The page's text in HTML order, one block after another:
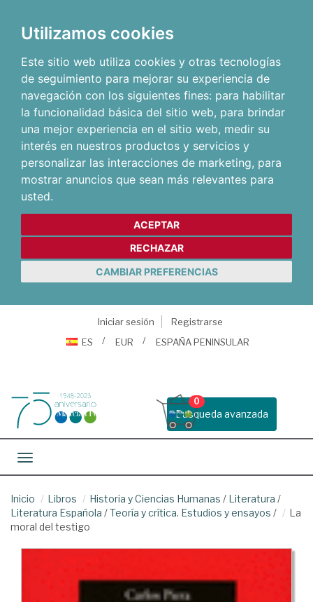
Utilizamos cookies
Este sitio web utiliza cookies y otras tecnologías
de seguimiento para mejorar su experiencia de
navegación con los siguientes fines: para habilitar
la funcionalidad básica del sitio web, para brindar
una mejor experiencia en el sitio web, medir su
interés en nuestros productos y servicios y
personalizar las interacciones de marketing, para
mostrar anuncios que sean más relevantes para
usted.
ACEPTAR
RECHAZAR
CAMBIAR PREFERENCIAS
Iniciar sesión
Registrarse
ES
EUR ESPAÑA PENINSULAR
Busqueda avanzada
0
Toggle navigation
Inicio Libros Historia y Ciencias Humanas / Literatura /
Literatura Española /Teoría y crítica. Estudios y ensayos /
La
moral del testigo